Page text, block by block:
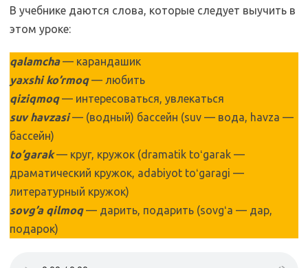
В учебнике даются слова, которые следует выучить в
этом уроке:
qalamcha— карандашик
yaxshi ko’rmoq— любить
qiziqmoq— интересоваться, увлекаться
suv havzasi— (водный) бассейн (suv — вода, havza —
бассейн)
to’garak— круг, кружок (dramatik toʻgarak —
драматический кружок, adabiyot toʻgaragi —
литературный кружок)
sovg’a qilmoq— дарить, подарить (sovgʻa — дар,
подарок)